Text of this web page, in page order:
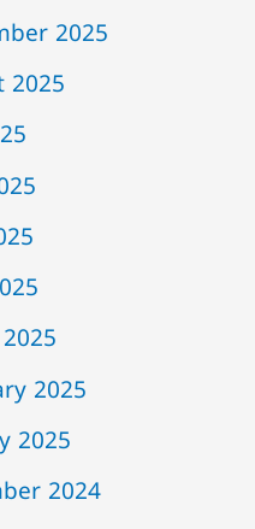
2025
2025
2025
2025
2024